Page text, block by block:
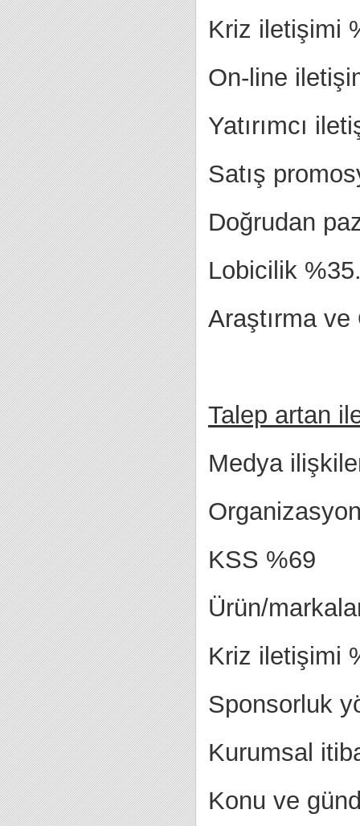
Kriz iletişimi
On-line
Yatırımcı
Satış
Doğrudan
Lobicilik
Araştırma
Talep artan
Medya
KSS %69
Ürün/
Kriz iletişimi
Sponsorluk
Kurumsal
Konu ve